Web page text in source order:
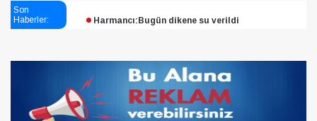
Son
Haberler:
Harmancı:Bugün dikene su verildi
Derneği:Vicdanlarınız tutsak, kalemleriniz esir